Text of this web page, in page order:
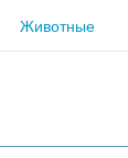
Животные